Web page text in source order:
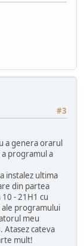
#3
a genera orarul
a programul a
instalez ultima
din partea
- 21H1 cu
ale programului
meu
Atasez cateva
mult!